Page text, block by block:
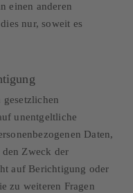
einen anderen
nur, soweit es
gesetzlichen
unentgeltliche
Daten,
Zweck der
auf Berichtigung oder
zu weiteren Fragen